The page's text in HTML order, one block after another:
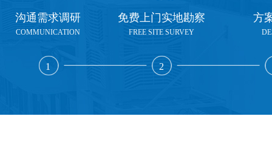
沟通需求调研
COMMUNICATION
1
免费上门实地勘察
FREE SITE SURVEY
2
方